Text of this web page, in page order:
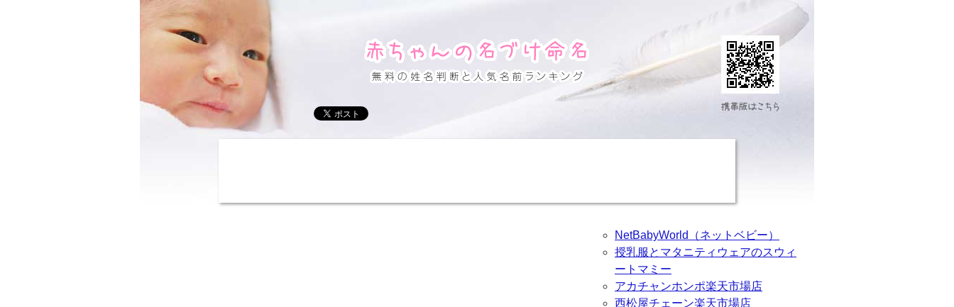
NetBabyWorld（ネットベビー）
授乳服とマタニティウェアのスウィ
ートマミー
アカチャンホンポ楽天市場店
西松屋チェーン楽天市場店